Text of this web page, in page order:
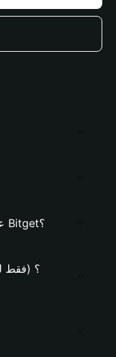
كيفية إنشاء محفظة IP1 على محفظة Bitget؟